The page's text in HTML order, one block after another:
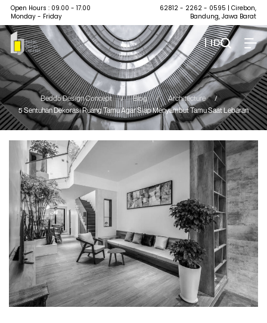
Open Hours : 09.00 - 17.00
Monday - Friday
62812 - 2262 - 0595 | Cirebon,
Bandung, Jawa Barat
| ID
Beddo Design Concept / Blog / Architecture
/
5 Sentuhan Dekorasi Ruang Tamu Agar Siap Menyambut Tamu Saat Lebaran